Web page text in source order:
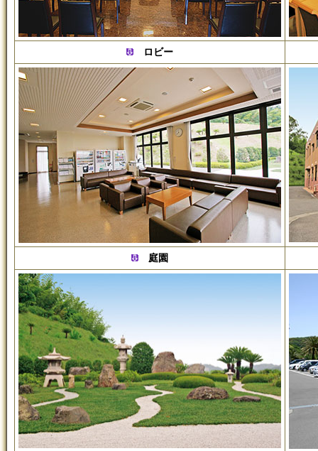
ロビー
庭園